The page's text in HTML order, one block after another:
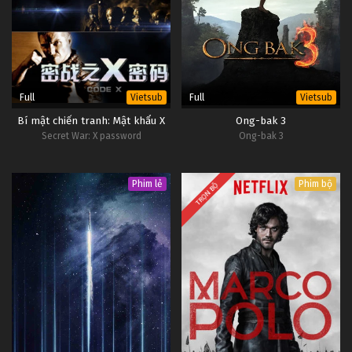
Thôn Tính Bầu Trời Tập 104
Tập 104
Thôn Tính Bầu Trời Tập 103
Tập 103
Thôn Tính Bầu Trời Tập 102
Thôn Tính Bầu Trời Tập 101
Tập 101
Thôn Tính Bầu Trời Tập 100
Tập 100
Thôn Tính Bầu Trời Tập 99
Tập 99
Full Vietsub
Bí mật chiến tranh: Mật khẩu X
Secret War: X password
Full Vietsub
Ong-bak 3
Ong-bak 3
Phim lẻ TRỌN BỘ Phim bộ